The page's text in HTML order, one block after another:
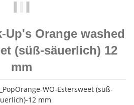
Up's Orange washed
(süß-säuerlich) 12
mm
WO-Estersweet (süß-
12 mm